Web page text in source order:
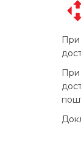
При
При